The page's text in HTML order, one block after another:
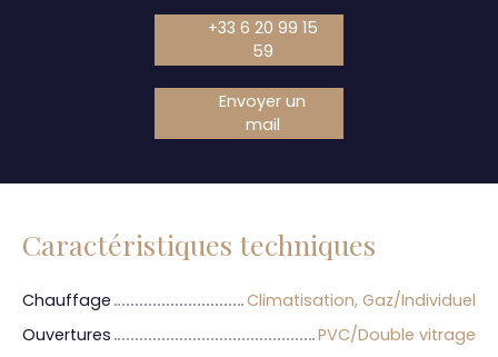
+33 6 20 99 15
59
Envoyer un
mail
Caractéristiques techniques
Chauffage
Climatisation, Gaz/Individuel
Ouvertures
PVC/Double vitrage